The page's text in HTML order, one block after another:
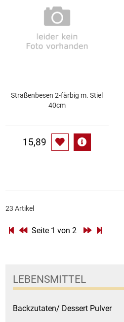
LEBENSMITTEL
Backzutaten/ Dessert Pulver
Straßenbesen 2-färbig m. Stiel
40cm
15,89
23 Artikel
Seite 1 von 2